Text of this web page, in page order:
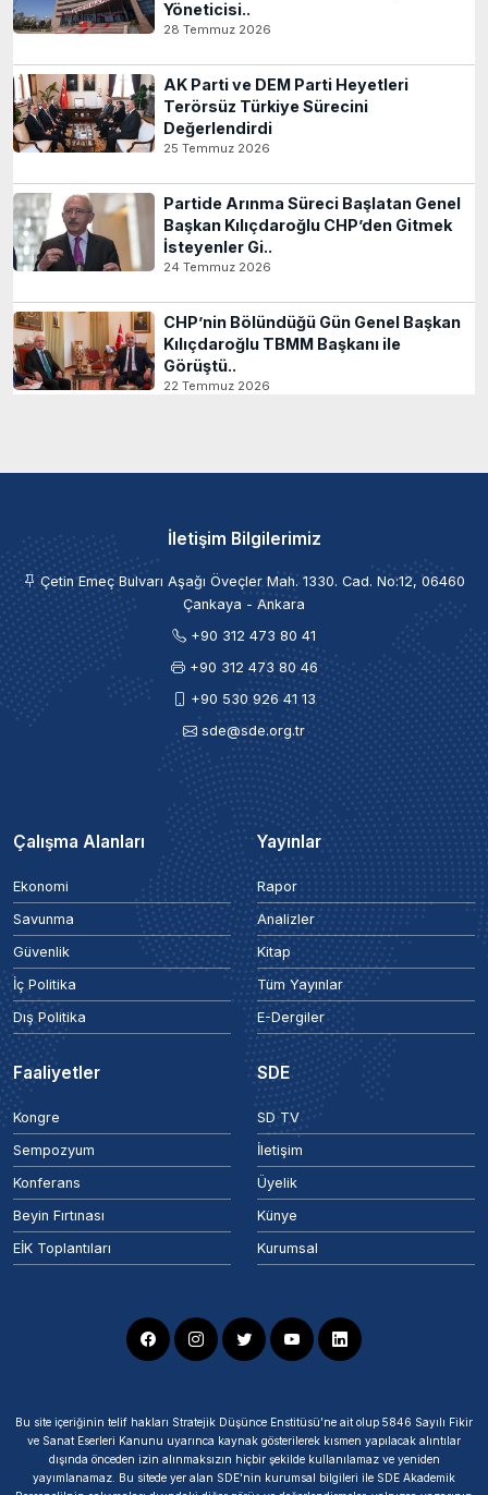
Yöneticisi..
28 Temmuz 2026
AK Parti ve DEM Parti Heyetleri
Terörsüz Türkiye Sürecini
Değerlendirdi
25 Temmuz 2026
Partide Arınma Süreci Başlatan Genel
Başkan Kılıçdaroğlu CHP’den Gitmek
İsteyenler Gi..
24 Temmuz 2026
CHP’nin Bölündüğü Gün Genel Başkan
Kılıçdaroğlu TBMM Başkanı ile
Görüştü..
22 Temmuz 2026
İletişim Bilgilerimiz
Çetin Emeç Bulvarı Aşağı Öveçler Mah. 1330. Cad. No:12, 06460
Çankaya - Ankara
+90 312 473 80 41
+90 312 473 80 46
+90 530 926 41 13
sde@sde.org.tr
Çalışma Alanları
Ekonomi
Savunma
Güvenlik
İç Politika
Dış Politika
Yayınlar
Rapor
Analizler
Kitap
Tüm Yayınlar
E-Dergiler
Faaliyetler
Kongre
Sempozyum
Konferans
Beyin Fırtınası
EİK Toplantıları
SDE
SD TV
İletişim
Üyelik
Künye
Kurumsal
Bu site içeriğinin telif hakları Stratejik Düşünce Enstitüsü’ne ait olup 5846 Sayılı Fikir
ve Sanat Eserleri Kanunu uyarınca kaynak gösterilerek kısmen yapılacak alıntılar
dışında önceden izin alınmaksızın hiçbir şekilde kullanılamaz ve yeniden
yayımlanamaz. Bu sitede yer alan SDE'nin kurumsal bilgileri ile SDE Akademik